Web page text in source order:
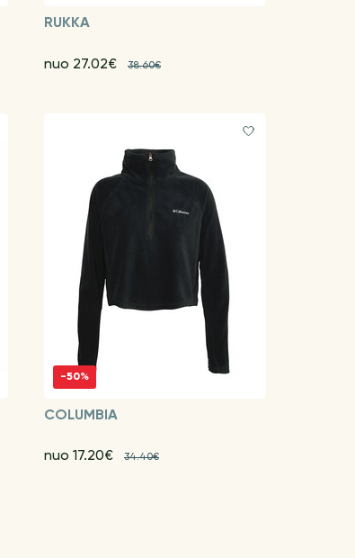
RUKKA
nuo 27.02€ 38.60€
-50%
COLUMBIA
nuo 17.20€ 34.40€